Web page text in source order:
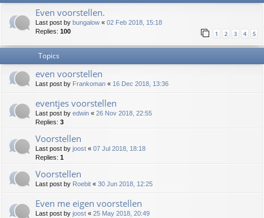
Even voorstellen.
Last post by bungalow « 02 Feb 2018, 15:18
Replies: 100 1 2 3 4 5
Topics
even voorstellen
Last post by Frankoman « 16 Dec 2018, 13:36
eventjes voorstellen
Last post by edwin « 26 Nov 2018, 22:55
Replies: 3
Voorstellen
Last post by joost « 07 Jul 2018, 18:18
Replies: 1
Voorstellen
Last post by Roebit « 30 Jun 2018, 12:25
Even me eigen voorstellen
Last post by joost « 25 May 2018, 20:49